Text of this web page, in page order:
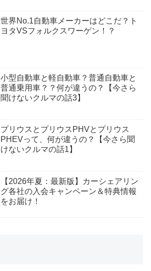
世界No.1自動車メーカーはどこだ？ト
ヨタVSフォルクスワーゲン！？
小型自動車と軽自動車？普通自動車と
普通乗用車？？何が違うの？【今さら
聞けないクルマの話3】
プリウスとプリウスPHVとプリウス
PHEVって、何が違うの？【今さら聞
けないクルマの話1】
【2026年夏：最新版】カーシェアリン
グ各社の入会キャンペーン＆特典情報
をお届け！